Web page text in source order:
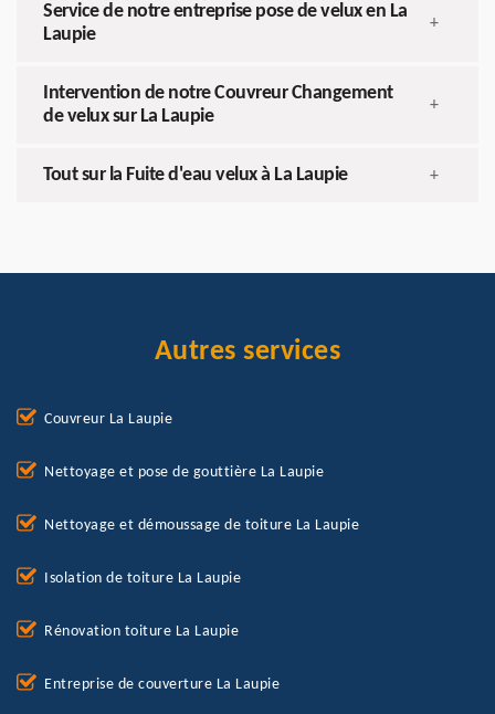
Service de notre entreprise pose de velux en La
Laupie
+
Intervention de notre Couvreur Changement
de velux sur La Laupie
+
Tout sur la Fuite d'eau velux à La Laupie +
Autres services
Couvreur La Laupie
Nettoyage et pose de gouttière La Laupie
Nettoyage et démoussage de toiture La Laupie
Isolation de toiture La Laupie
Rénovation toiture La Laupie
Entreprise de couverture La Laupie